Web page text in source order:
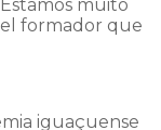
muito
formador que
iguaçuense